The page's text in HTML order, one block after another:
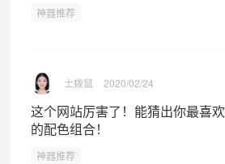
神器推荐
土拨鼠 2020/02/24
这个网站厉害了！能猜出你最喜欢
的配色组合！
神器推荐